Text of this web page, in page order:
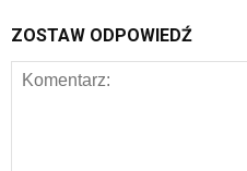
ZOSTAW ODPOWIEDŹ